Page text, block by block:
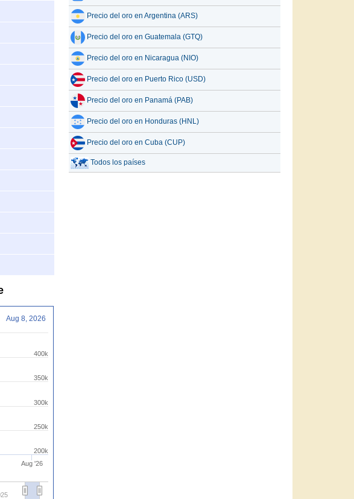
Aug '26
200k
250k
300k
350k
400k
Aug 8, 2026
Precio del oro en Argentina (ARS)
Precio del oro en Guatemala (GTQ)
Precio del oro en Nicaragua (NIO)
Precio del oro en Puerto Rico (USD)
Precio del oro en Panamá (PAB)
Precio del oro en Honduras (HNL)
Precio del oro en Cuba (CUP)
Todos los países